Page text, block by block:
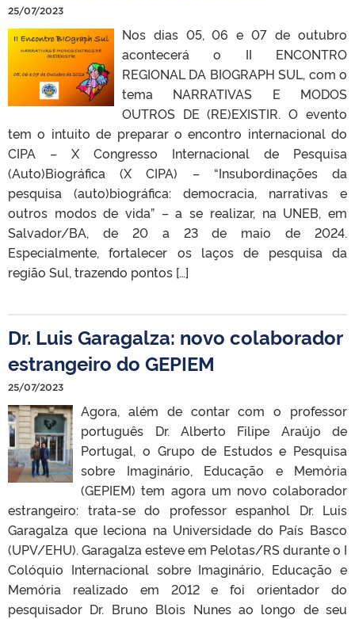
25/07/2023
Nos dias 05, 06 e 07 de outubro
acontecerá o II ENCONTRO
REGIONAL DA BIOGRAPH SUL, com o
tema NARRATIVAS E MODOS
OUTROS DE (RE)EXISTIR. O evento
tem o intuito de preparar o encontro internacional do
CIPA – X Congresso Internacional de Pesquisa
(Auto)Biográfica (X CIPA) – “Insubordinações da
pesquisa (auto)biográfica: democracia, narrativas e
outros modos de vida” – a se realizar, na UNEB, em
Salvador/BA, de 20 a 23 de maio de 2024.
Especialmente, fortalecer os laços de pesquisa da
região Sul, trazendo pontos […]
Dr. Luis Garagalza: novo colaborador
estrangeiro do GEPIEM
25/07/2023
Agora, além de contar com o professor
português Dr. Alberto Filipe Araújo de
Portugal, o Grupo de Estudos e Pesquisa
sobre Imaginário, Educação e Memória
(GEPIEM) tem agora um novo colaborador
estrangeiro: trata-se do professor espanhol Dr. Luis
Garagalza que leciona na Universidade do País Basco
(UPV/EHU). Garagalza esteve em Pelotas/RS durante o I
Colóquio Internacional sobre Imaginário, Educação e
Memória realizado em 2012 e foi orientador do
pesquisador Dr. Bruno Blois Nunes ao longo de seu